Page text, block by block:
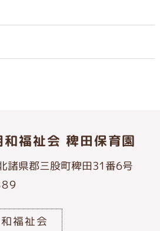
福祉会 稗田保育園
諸県郡三股町稗田31番6号
福祉会